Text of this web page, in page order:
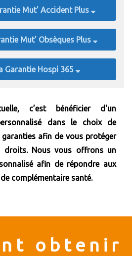
Mut' Accident Plus
Mut' Obsèques Plus
Garantie Hospi 365
c’est bénéficier d'un
dans le choix de
afin de vous protéger
droits. Nous vous offrons un
afin de répondre aux
complémentaire santé.
obtenir